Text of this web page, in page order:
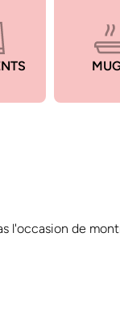
l'occasion de